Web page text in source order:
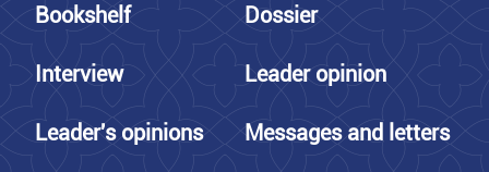
Bookshelf Dossier
Interview Leader opinion
Leader's opinions Messages and letters